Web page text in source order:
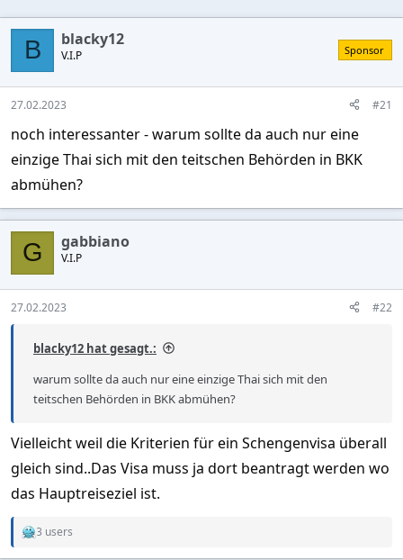
l
e
r
l
t
B blacky12
V.I.P Sponsor
27.02.2023 #21
noch interessanter - warum sollte da auch nur eine
einzige Thai sich mit den teitschen Behörden in BKK
abmühen?
G gabbiano
V.I.P
27.02.2023 #22
blacky12 hat gesagt.:
warum sollte da auch nur eine einzige Thai sich mit den
teitschen Behörden in BKK abmühen?
Vielleicht weil die Kriterien für ein Schengenvisa überall
gleich sind..Das Visa muss ja dort beantragt werden wo
das Hauptreiseziel ist.
R
3 users